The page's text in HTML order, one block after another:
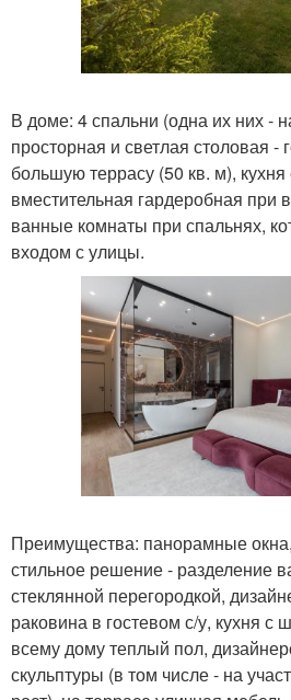
В доме: 4 спальни (одна их них -
просторная и светлая столовая -
большую террасу (50 кв. м), кухня
вместительная гардеробная при
ванные комнаты при спальнях,
входом с улицы.
Преимущества: панорамные
стильное решение - разделение
стеклянной перегородкой,
раковина в гостевом с/у, кухня
всему дому теплый пол,
скульптуры (в том числе - на